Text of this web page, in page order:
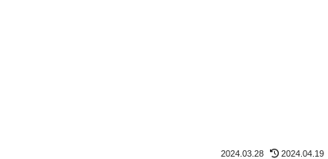
2024.03.28 2024.04.19